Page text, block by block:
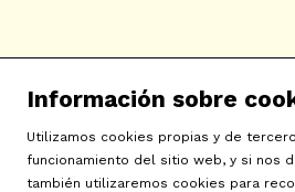
c/ Neopàtria,
08030
info@sat-teatre.cat |
Información sobre
Utilizamos cookies propias y de
funcionamiento del sitio web, y si nos
también utilizaremos cookies para